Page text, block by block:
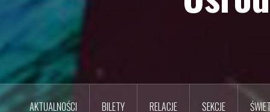
AKTUALNOŚCI BILETY RELACJE SEKCJE